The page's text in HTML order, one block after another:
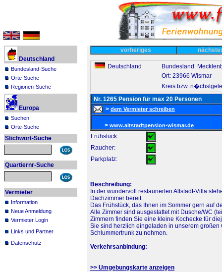
Deutschland
Bundesland-Suche
Orte-Suche
Regionen-Suche
Europa
Suchen
Orte-Suche
Stichwort-Suche
Quartiernr-Suche
Vermieter
Information
Neue Anmeldung
Vermieter Login
Links und Partner
Datenschutz
vorheriges
Deutschland
Bundesland:
Ort: 23966 Wismar
Kreis bzw.
Nr. 1265 Pension für max 20 Personen
> dem Vermieter schreiben
> www.altstadtpension-wismar.de
Frühstück:
Raucher:
Parkplatz:
Beschreibung:
In der wundervoll restaurierten Altstadt-Villa
Dachzimmer bereit.
Das Frühstück, das Ihnen im Sommer gern auf
Alle Zimmer sind ausgestattet mit Dusche/WC
Zimmern finden Sie eine kleine Kochecke für
Sie sind herzlich eingeladen in unserem
Schlummertrunk zu nehmen.
Verkehrsanbindung:
>> Umgebungskarte anzeigen